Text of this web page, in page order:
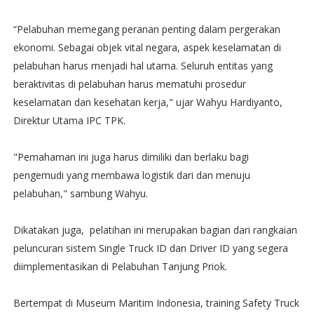
“Pelabuhan memegang peranan penting dalam pergerakan
ekonomi. Sebagai objek vital negara, aspek keselamatan di
pelabuhan harus menjadi hal utama. Seluruh entitas yang
beraktivitas di pelabuhan harus mematuhi prosedur
keselamatan dan kesehatan kerja," ujar Wahyu Hardiyanto,
Direktur Utama IPC TPK.
"Pemahaman ini juga harus dimiliki dan berlaku bagi
pengemudi yang membawa logistik dari dan menuju
pelabuhan," sambung Wahyu.
Dikatakan juga, pelatihan ini merupakan bagian dari rangkaian
peluncuran sistem Single Truck ID dan Driver ID yang segera
diimplementasikan di Pelabuhan Tanjung Priok.
Bertempat di Museum Maritim Indonesia, training Safety Truck